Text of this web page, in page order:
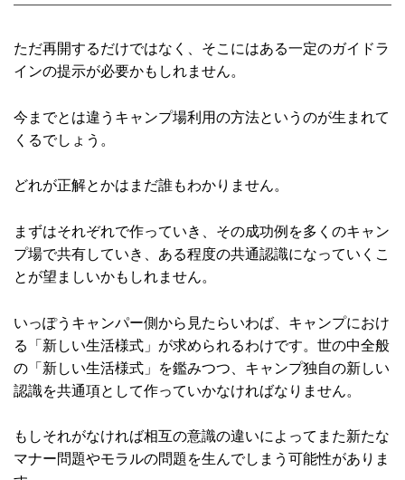
ただ再開するだけではなく、そこにはある一定のガイドラ
インの提示が必要かもしれません。
今までとは違うキャンプ場利用の方法というのが生まれて
くるでしょう。
どれが正解とかはまだ誰もわかりません。
まずはそれぞれで作っていき、その成功例を多くのキャン
プ場で共有していき、ある程度の共通認識になっていくこ
とが望ましいかもしれません。
いっぽうキャンパー側から見たらいわば、キャンプにおけ
る「新しい生活様式」が求められるわけです。世の中全般
の「新しい生活様式」を鑑みつつ、キャンプ独自の新しい
認識を共通項として作っていかなければなりません。
もしそれがなければ相互の意識の違いによってまた新たな
マナー問題やモラルの問題を生んでしまう可能性がありま